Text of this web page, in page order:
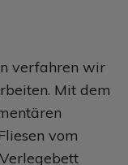
verfahren wir
Mit dem
vom